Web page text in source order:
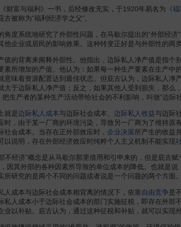
财富与福利》一书，后经修改充实，于1920年易名为 《
被称为“福利经济学之父”。
系统地研究了外部性问题，在马歇尔提出的“外部经济
企业或居民的影响效果。这种转变正好是与外部性的两
背离来阐释外部性。他指出，边际私人净产值是指个
所增加的产值。他认为：如果每一种生产要素在生产
意味着资源配置达到最佳状态。但庇古认为，边际私人
于边际私人净产值；反之，如果其他人受到损失，那
把生产者的某种生产活动带给社会的不利影响，叫做“边际社
就是边际私人成本与边际社会成本、 边际私人收益与边际
时，由于某一厂商的环境污染，导致另一厂商为了维持
会成本。当存在正外部效应时， 企业决策所产生的收益
以说明，存在外部经济效应时纯粹个人主义机制不能实现
经济”概念是从马歇尔那里借用和引申来的，但是庇古
因其外部的各种因素所导致的单位成本的降低。也就是
研究的是两个不同的问题或者说是一个问题的两个方面
成本与边际社会成本相背离的情况下，依靠自由竞争是
人成本小于边际社会成本的部门实施征税，即存在外
以补贴。庇古认为，通过这种征税和补贴，就可以实现